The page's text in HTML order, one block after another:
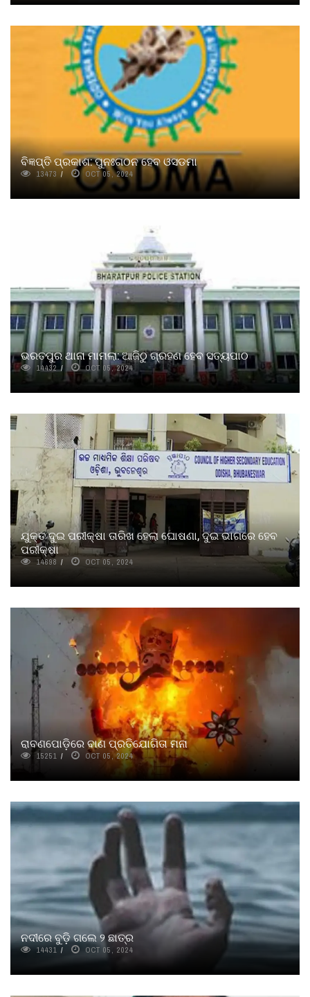
ବିଜ୍ଞପ୍ତି ପ୍ରକାଶ: ପୁନଃଗଠନ ହେବ ଓସଡମା
13473 OCT 05, 2024
ଭରତପୁର ଥାନା ମାମଲା: ଆଜିଠୁ ଗ୍ରହଣ ହେବ ସତ୍ୟପାଠ
14432 OCT 05, 2024
ଯୁକ୍ତ ଦୁଇ ପରୀକ୍ଷା ତାରିଖ ହେଲା ଘୋଷଣା, ଦୁଇ ଭାଗରେ ହେବ
ପରୀକ୍ଷା
14698 OCT 05, 2024
ରାବଣପୋଡ଼ିରେ ବାଣ ପ୍ରତିଯୋଗିତା ମନା
15251 OCT 05, 2024
ନଦୀରେ ବୁଡ଼ି ଗଲେ ୨ ଛାତ୍ର
14431 OCT 05, 2024